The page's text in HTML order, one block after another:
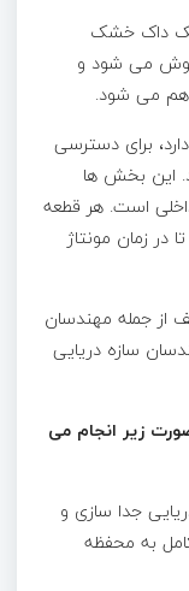
یک داک خشک
می شود و
می شود.
برای دسترسی
این بخش ها
است. هر قطعه
زمان مونتاژ
از جمله مهندسان
سازه دریایی
زیر انجام می
جدا سازی و
به محفظه